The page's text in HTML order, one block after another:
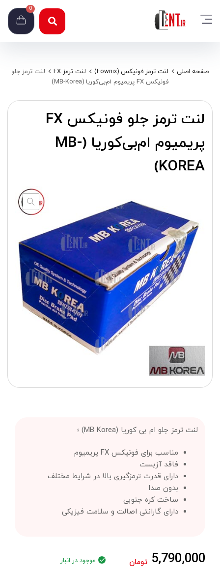
0
صفحه اصلی لنت ترمز فونیکس (Fownix) لنت ترمز FX
لنت ترمز جلو
فونیکس FX پریمیوم ام‌بی‌کوریا (MB-Korea)
لنت ترمز جلو فونیکس FX
پریمیوم ام‌بی‌کوریا (MB-
KOREA)
لنت ترمز جلو ام بی کوریا (MB Korea) ؛
مناسب برای فونیکس FX پریمیوم
فاقد آزبست
دارای قدرت ترمزگیری بالا در شرایط مختلف
بدون صدا
ساخت کره جنوبی
دارای گارانتی اصالت و سلامت فیزیکی
5,790,000 تومان موجود در انبار